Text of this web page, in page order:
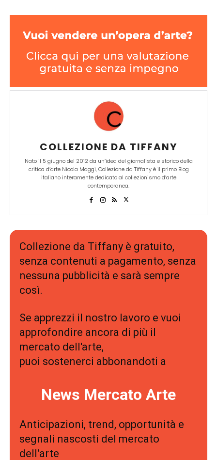
COLLEZIONE DA TIFFANY
Nato il 5 giugno del 2012 da un’idea del giornalista e storico della
critica d’arte Nicola Maggi, Collezione da Tiffany è il primo Blog
italiano interamente dedicato al collezionismo d’arte
contemporanea.
Collezione da Tiffany è gratuito,
senza contenuti a pagamento, senza
nessuna pubblicità e sarà sempre
così.
Se apprezzi il nostro lavoro e vuoi
approfondire ancora di più il
mercato dell'arte,
puoi sostenerci abbonandoti a
News Mercato Arte
Anticipazioni, trend, opportunità e
segnali nascosti del mercato
dell’arte